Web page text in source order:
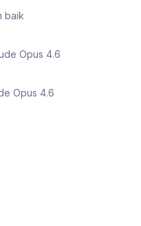
baik
Opus 4.6
Opus 4.6